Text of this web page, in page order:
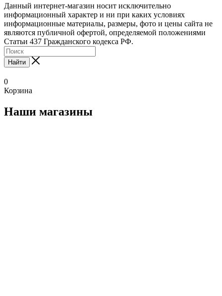
Данный интернет-магазин носит исключительно
информационный характер и ни при каких условиях
информационные материалы, размеры, фото и цены сайта не
являются публичной офертой, определяемой положениями
Статьи 437 Гражданского кодекса РФ.
Найти
0
Корзина
Наши магазины